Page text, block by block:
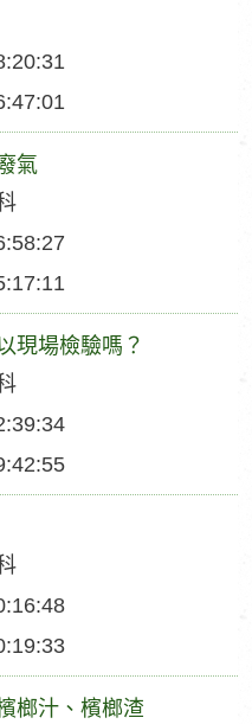
氣
現場檢驗嗎？
榔汁、檳榔渣